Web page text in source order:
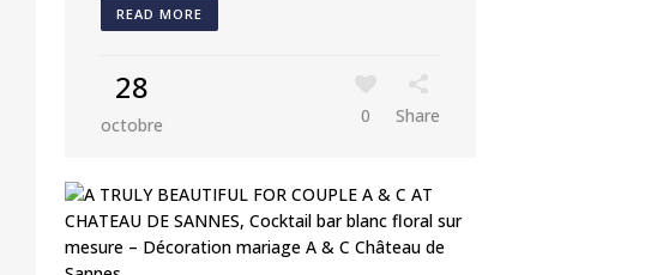
READ MORE
28
octobre 0 Share